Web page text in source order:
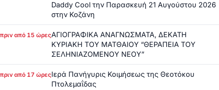
Daddy Cool την Παρασκευή 21 Αυγούστου 2026
στην Κοζάνη
πριν από 15 ώρεςΑΓΙΟΓΡΑΦΙΚΑ ΑΝΑΓΝΩΣΜΑΤΑ, ΔΕΚΑΤΗ
ΚΥΡΙΑΚΗ ΤΟΥ ΜΑΤΘΑΙΟΥ “ΘΕΡΑΠΕΙΑ ΤΟΥ
ΣΕΛΗΝΙΑΖΟΜΕΝΟΥ ΝΕΟΥ”
πριν από 17 ώρεςΙερά Πανήγυρις Κοιμήσεως της Θεοτόκου
Πτολεμαΐδας